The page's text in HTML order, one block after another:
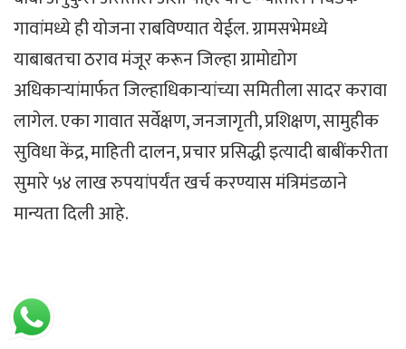
गावांमध्ये ही योजना राबविण्यात येईल. ग्रामसभेमध्ये
याबाबतचा ठराव मंजूर करून जिल्हा ग्रामोद्योग
अधिकाऱ्यांमार्फत जिल्हाधिकाऱ्यांच्या समितीला सादर करावा
लागेल. एका गावात सर्वेक्षण, जनजागृती, प्रशिक्षण, सामुहीक
सुविधा केंद्र, माहिती दालन, प्रचार प्रसिद्धी इत्यादी बाबींकरीता
सुमारे ५४ लाख रुपयांपर्यंत खर्च करण्यास मंत्रिमंडळाने
मान्यता दिली आहे.